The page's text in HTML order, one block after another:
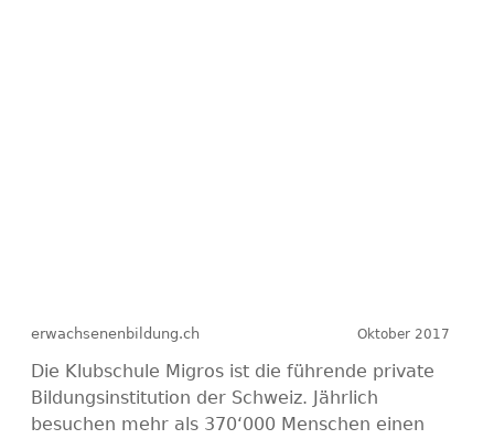
erwachsenenbildung.ch Oktober 2017
Die Klubschule Migros ist die führende private
Bildungsinstitution der Schweiz. Jährlich
besuchen mehr als 370‘000 Menschen einen